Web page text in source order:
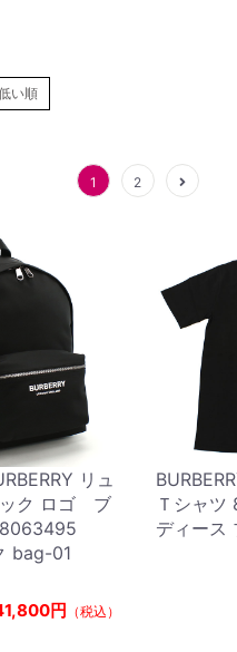
い順
1 2
リュ
ック ロゴ ブ
8063495
bag-01
円 （税込）
Ｔシャ
ディース